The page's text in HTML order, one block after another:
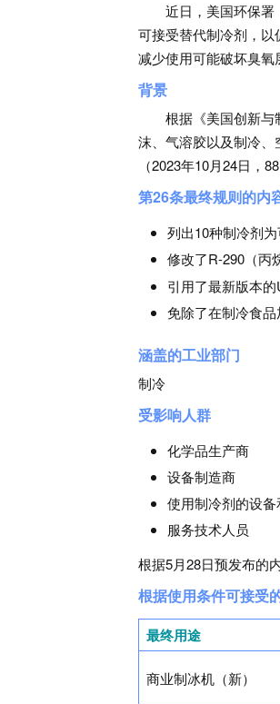
近日，美国环保署
可接受替代制冷剂，
减少使用可能破坏臭氧
背景
根据《美国创新与
沫、气溶胶以及制冷
（2023年10月24日，
第26条最终规则的内
列出10种制冷剂
修改了R-290（丙
引用了最新版本
免除了在制冷食
涵盖的工业部门
制冷
受影响人群
化学品生产商
设备制造商
使用制冷剂的设
服务技术人员
根据5月28日预发布的
根据使用条件可接受
最终用途
商业制冰机（新）